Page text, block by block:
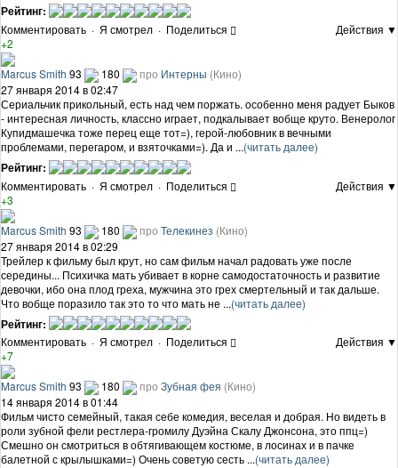
Рейтинг:
Комментировать · Я смотрел · Поделиться
Действия ▼
+2
Marcus Smith 93 180 про Интерны (Кино)
27 января 2014 в 02:47
Сериальчик прикольный, есть над чем поржать. особенно меня радует Быков
- интересная личность, классно играет, подкалывает вобще круто. Венеролог
Купидмашечка тоже перец еще тот=), герой-любовник в вечными
проблемами, перегаром, и взяточками=). Да и ...(читать далее)
Рейтинг:
Комментировать · Я смотрел · Поделиться
Действия ▼
+3
Marcus Smith 93 180 про Телекинез (Кино)
27 января 2014 в 02:29
Трейлер к фильму был крут, но сам фильм начал радовать уже после
середины... Психичка мать убивает в корне самодостаточность и развитие
девочки, ибо она плод греха, мужчина это грех смертельный и так дальше.
Что вобще поразило так это то что мать не ...(читать далее)
Рейтинг:
Комментировать · Я смотрел · Поделиться
Действия ▼
+7
Marcus Smith 93 180 про Зубная фея (Кино)
14 января 2014 в 01:44
Фильм чисто семейный, такая себе комедия, веселая и добрая. Но видеть в
роли зубной фели рестлера-громилу Дуэйна Скалу Джонсона, это ппц=)
Смешно он смотриться в обтягивающем костюме, в лосинах и в пачке
балетной с крылышками=) Очень советую сесть ...(читать далее)